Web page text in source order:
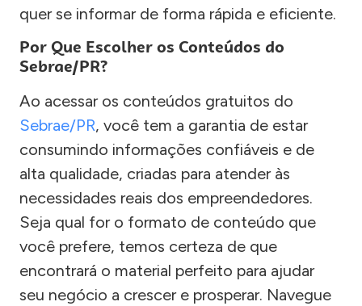
quer se informar de forma rápida e eficiente.
Por Que Escolher os Conteúdos do
Sebrae/PR?
Ao acessar os conteúdos gratuitos do
Sebrae/PR, você tem a garantia de estar
consumindo informações confiáveis e de
alta qualidade, criadas para atender às
necessidades reais dos empreendedores.
Seja qual for o formato de conteúdo que
você prefere, temos certeza de que
encontrará o material perfeito para ajudar
seu negócio a crescer e prosperar. Navegue